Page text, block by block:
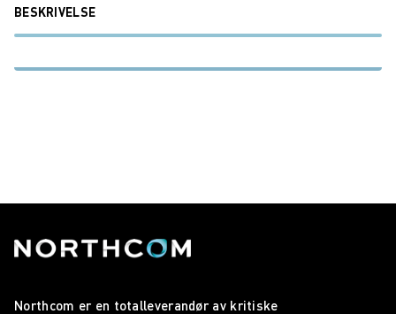
BESKRIVELSE
Northcom er en totalleverandør av kritiske